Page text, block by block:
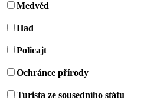
Medvěd
Had
Policajt
Ochránce přírody
Turista ze sousedního státu